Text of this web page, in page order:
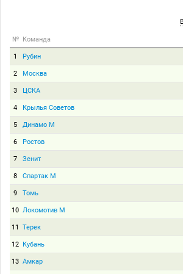
№ Команда
1 Рубин
2 Москва
3 ЦСКА
4 Крылья Советов
5 Динамо М
6 Ростов
7 Зенит
8 Спартак М
9 Томь
10 Локомотив М
11 Терек
12 Кубань
13 Амкар